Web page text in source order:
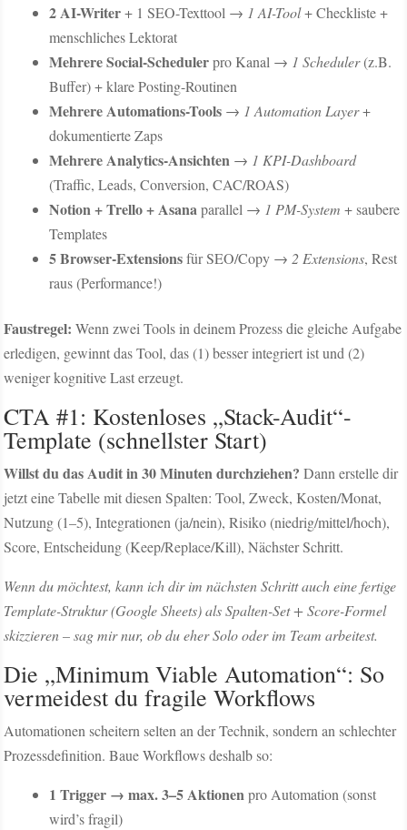
2 AI-Writer+ 1 SEO-Texttool → 1 AI-Tool+ Checkliste +
menschliches Lektorat
Mehrere Social-Schedulerpro Kanal → 1 Scheduler(z.B.
Buffer) + klare Posting-Routinen
Mehrere Automations-Tools → 1 Automation Layer+
dokumentierte Zaps
Mehrere Analytics-Ansichten → 1 KPI-Dashboard
(Traffic, Leads, Conversion, CAC/ROAS)
Notion + Trello + Asanaparallel → 1 PM-System + saubere
Templates
5 Browser-Extensionsfür SEO/Copy → 2 Extensions, Rest
raus (Performance!)
Faustregel: Wenn zwei Tools in deinem Prozess die gleiche Aufgabe
erledigen, gewinnt das Tool, das (1) besser integriert ist und (2)
weniger kognitive Last erzeugt.
CTA #1: Kostenloses „Stack-Audit“-
Template (schnellster Start)
Willst du das Audit in 30 Minuten durchziehen? Dann erstelle dir
jetzt eine Tabelle mit diesen Spalten: Tool, Zweck, Kosten/Monat,
Nutzung (1–5), Integrationen (ja/nein), Risiko (niedrig/mittel/hoch),
Score, Entscheidung (Keep/Replace/Kill), Nächster Schritt.
Wenn du möchtest, kann ich dir im nächsten Schritt auch eine fertige
Template-Struktur (Google Sheets) als Spalten-Set + Score-Formel
skizzieren – sag mir nur, ob du eher Solo oder im Team arbeitest.
Die „Minimum Viable Automation“: So
vermeidest du fragile Workflows
Automationen scheitern selten an der Technik, sondern an schlechter
Prozessdefinition. Baue Workflows deshalb so:
1 Trigger → max. 3–5 Aktionenpro Automation (sonst
wird’s fragil)